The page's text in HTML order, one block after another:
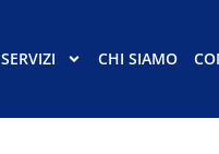
SERVIZI CHI SIAMO